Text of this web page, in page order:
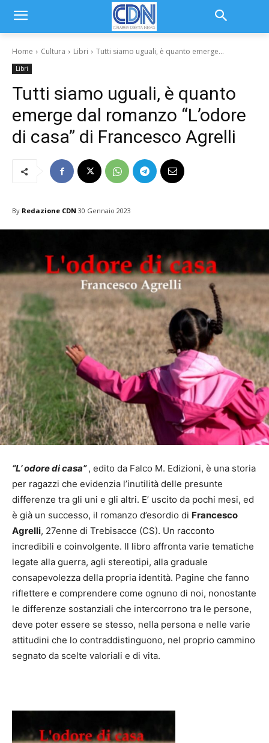
Home Cultura Libri Tutti siamo uguali, è quanto emerge...
Libri
Tutti siamo uguali, è quanto
emerge dal romanzo “L’odore
di casa” di Francesco Agrelli
By Redazione CDN 30 Gennaio 2023
“L’ odore di casa”, edito da Falco M. Edizioni, è una storia
per ragazzi che evidenzia l’inutilità delle presunte
differenze tra gli uni e gli altri. E’ uscito da pochi mesi, ed
è già un successo, il romanzo d’esordio di Francesco
Agrelli, 27enne di Trebisacce (CS). Un racconto
incredibili e coinvolgente. Il libro affronta varie tematiche
legate alla guerra, agli stereotipi, alla graduale
consapevolezza della propria identità. Pagine che fanno
riflettere e comprendere come ognuno di noi, nonostante
le differenze sostanziali che intercorrono tra le persone,
deve poter essere se stesso, nella persona e nelle varie
attitudini che lo contraddistinguono, nel proprio cammino
segnato da scelte valoriali e di vita.